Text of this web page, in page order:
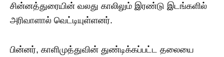
சின்னத்துரையின் வலது காலிலும் இரண்டு இடங்களில்
அரிவாளால் வெட்டியுள்ளனர்.
​பின்னர், காளிமுத்துவின் துண்டிக்கப்பட்ட தலையை